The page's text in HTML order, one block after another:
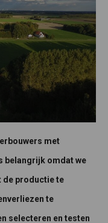
met
belangrijk omdat we
de productie te
te
selecteren en testen